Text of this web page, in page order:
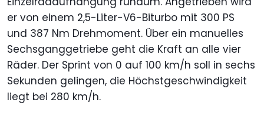
er von einem 2,5-Liter-V6-Biturbo mit 300 PS
und 387 Nm Drehmoment. Über ein manuelles
Sechsganggetriebe geht die Kraft an alle vier
Räder. Der Sprint von 0 auf 100 km/h soll in sechs
Sekunden gelingen, die Höchstgeschwindigkeit
liegt bei 280 km/h.